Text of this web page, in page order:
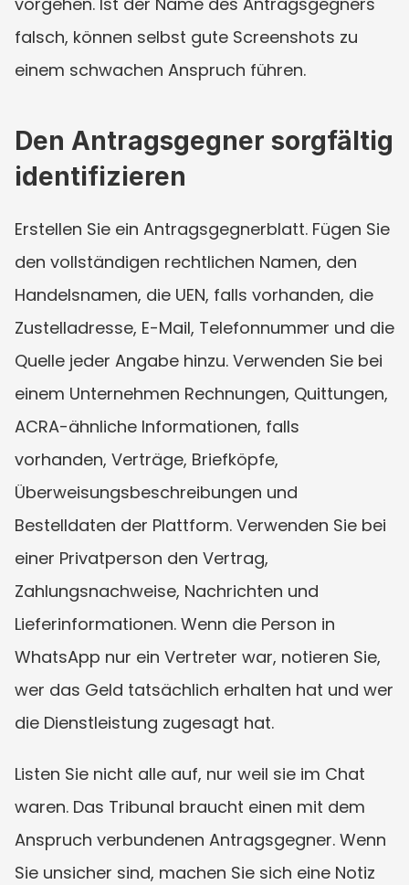
falsch, können selbst gute Screenshots zu
einem schwachen Anspruch führen.
Den Antragsgegner sorgfältig
identifizieren
Erstellen Sie ein Antragsgegnerblatt. Fügen Sie
den vollständigen rechtlichen Namen, den
Handelsnamen, die UEN, falls vorhanden, die
Zustelladresse, E-Mail, Telefonnummer und die
Quelle jeder Angabe hinzu. Verwenden Sie bei
einem Unternehmen Rechnungen, Quittungen,
ACRA-ähnliche Informationen, falls
vorhanden, Verträge, Briefköpfe,
Überweisungsbeschreibungen und
Bestelldaten der Plattform. Verwenden Sie bei
einer Privatperson den Vertrag,
Zahlungsnachweise, Nachrichten und
Lieferinformationen. Wenn die Person in
WhatsApp nur ein Vertreter war, notieren Sie,
wer das Geld tatsächlich erhalten hat und wer
die Dienstleistung zugesagt hat.
Listen Sie nicht alle auf, nur weil sie im Chat
waren. Das Tribunal braucht einen mit dem
Anspruch verbundenen Antragsgegner. Wenn
Sie unsicher sind, machen Sie sich eine Notiz